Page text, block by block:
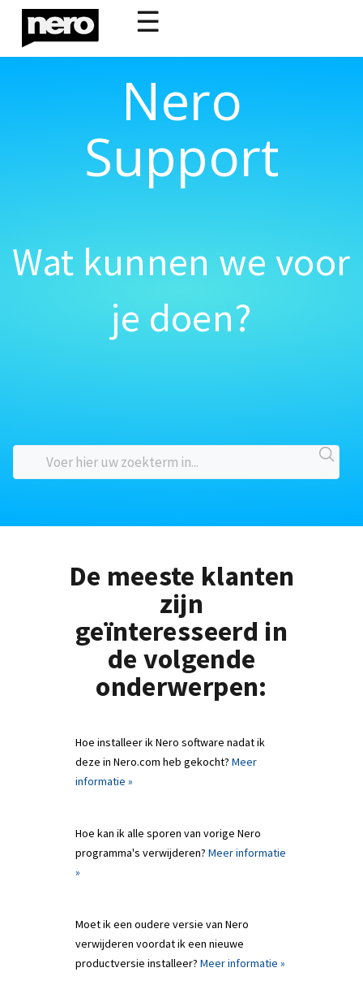
☰
Nero
Support
Wat kunnen we voor
je doen?
De meeste klanten
zijn
geïnteresseerd in
de volgende
onderwerpen:
Hoe installeer ik Nero software nadat ik
deze in Nero.com heb gekocht? Meer
informatie »
Hoe kan ik alle sporen van vorige Nero
programma's verwijderen? Meer informatie
»
Moet ik een oudere versie van Nero
verwijderen voordat ik een nieuwe
productversie installeer? Meer informatie »